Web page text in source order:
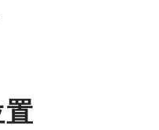
置